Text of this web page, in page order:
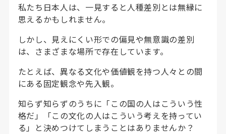
私たち日本人は、一見すると人種差別とは無縁に
思えるかもしれません。
しかし、見えにくい形での偏見や無意識の差別
は、さまざまな場所で存在しています。
たとえば、異なる文化や価値観を持つ人々との間
にある固定観念や先入観。
知らず知らずのうちに「この国の人はこういう性
格だ」「この文化の人はこういう考えを持ってい
る」と決めつけてしまうことはありませんか？